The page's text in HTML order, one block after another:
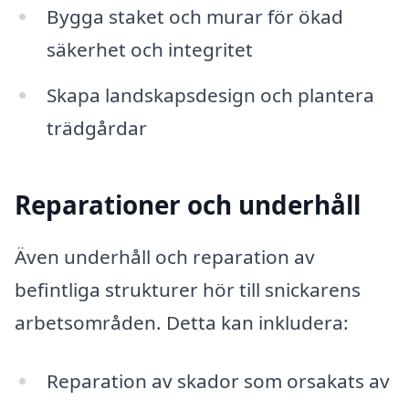
Bygga staket och murar för ökad
säkerhet och integritet
Skapa landskapsdesign och plantera
trädgårdar
Reparationer och underhåll
Även underhåll och reparation av
befintliga strukturer hör till snickarens
arbetsområden. Detta kan inkludera:
Reparation av skador som orsakats av